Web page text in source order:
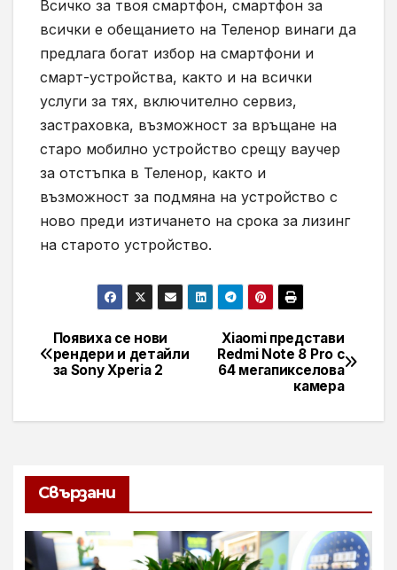
Всичко за твоя смартфон, смартфон за
всички е обещанието на Теленор винаги да
предлага богат избор на смартфони и
смарт-устройства, както и на всички
услуги за тях, включително сервиз,
застраховка, възможност за връщане на
старо мобилно устройство срещу ваучер
за отстъпка в Теленор, както и
възможност за подмяна на устройство с
ново преди изтичането на срока за лизинг
на старото устройство.
Навигация
Xiaomi представи
Redmi Note 8 Pro с
64 мегапикселова
камера
Появиха се нови
рендери и детайли
за Sony Xperia 2
Свързани